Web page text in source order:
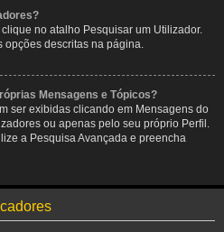
no atalho Pesquisar um Utilizador.
opções descritas na página.
Mensagens e Tópicos?
ser exibidas clicando em Mensagens do
ou apenas pelo seu próprio Perfil.
a Pesquisa Avançada e preencha